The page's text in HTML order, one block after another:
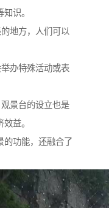
识。
地方，人们可以
办特殊活动或表
景台的设立也是
益。
的功能，还融合了